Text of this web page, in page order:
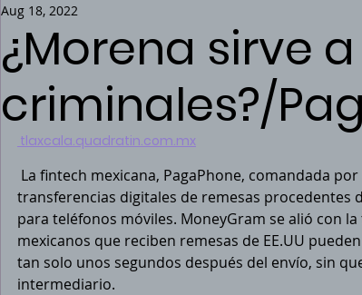
¿Morena sirve a
criminales?/
Aug 18, 2022
tlaxcala.quadratin.com.mx
transferencias digitales de remesas procedentes
para teléfonos móviles. MoneyGram se alió con
mexicanos que reciben remesas de EE.UU
tan solo unos segundos después del envío, sin
intermediario.